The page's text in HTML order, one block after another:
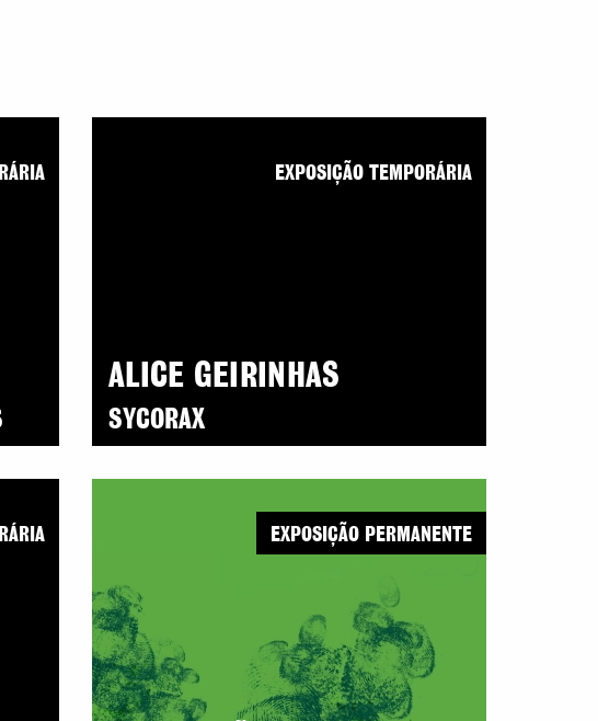
ALICE GEIRINHAS
SYCORAX
EXPOSIÇÃO TEMPORÁRIA
EXPOSIÇÃO PERMANENTE